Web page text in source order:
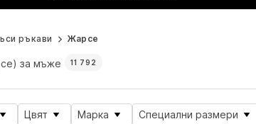
ръкави Жарсе
за мъже 11 792
Цвят Марка Специални размери